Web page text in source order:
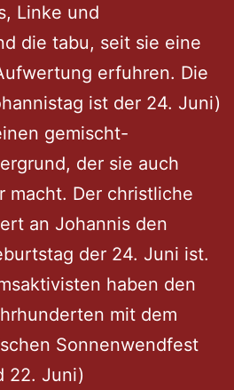
Linke und
die tabu, seit sie eine
erfuhren. Die
ist der 24. Juni)
gemischt-
der sie auch
macht. Der christliche
an Johannis den
der 24. Juni ist.
haben den
mit dem
Sonnenwendfest
22. Juni)